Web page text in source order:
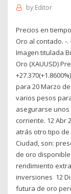
by Editor
Precios en
Oro al contado. -
Imagen titulada
Oro (XAUUSD)
para 20 Marzo
varios pesos
asegurarse
corriente. 12 Abr
atrás otro tipo
Ciudad, son:
de oro
rendimiento
inversiones 12
futura de oro